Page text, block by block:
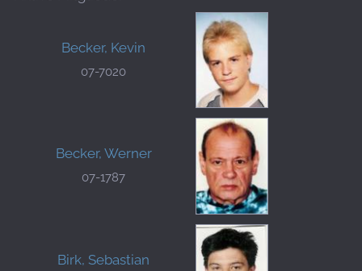
Becker, Kevin
07-7020
Becker, Werner
07-1787
Birk, Sebastian